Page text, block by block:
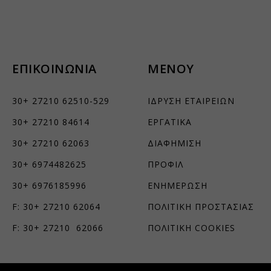
ΕΠΙΚΟΙΝΩΝΙΑ
30+ 27210 62510-529
30+ 27210 84614
30+ 27210 62063
30+ 6974482625
30+ 6976185996
F: 30+ 27210 62064
F: 30+ 27210 62066
ΜΕΝΟΥ
ΙΔΡΥΣΗ ΕΤΑΙΡΕΙΩΝ
ΕΡΓΑΤΙΚΑ
ΔΙΑΦΗΜΙΣΗ
ΠΡΟΦΙΛ
ΕΝΗΜΕΡΩΣΗ
ΠΟΛΙΤΙΚΗ ΠΡΟΣΤΑΣΙΑΣ
ΠΟΛΙΤΙΚΗ COOKIES